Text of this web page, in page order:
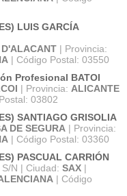
LUIS GARCÍA
| Provincia:
| Código Postal: 03550
Profesional BATOI
| Provincia: ALICANTE
03802
SANTIAGO GRISOLIA
DE SEGURA | Provincia:
| Código Postal: 03360
PASCUAL CARRIÓN
N | Ciudad: SAX |
| Código